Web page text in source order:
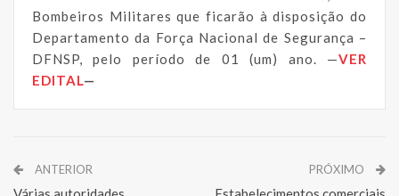
Bombeiros Militares que ficarão à disposição do
Departamento da Força Nacional de Segurança –
DFNSP, pelo período de 01 (um) ano. —VER
EDITAL —
ANTERIOR PRÓXIMO